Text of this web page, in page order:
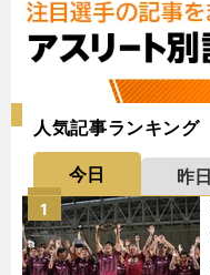
人気記事ランキング
今日 昨日
1